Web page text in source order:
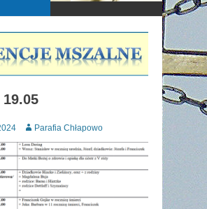
19.05
AuthorParafia Chłapowo